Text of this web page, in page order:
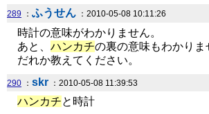
289 ： ふうせん ：2010-05-08 10:11:26
時計の意味がわかりません。
あと、 ハンカチの裏の意味もわかりま
だれか教えてください。
290 ： skr ：2010-05-08 11:39:53
ハンカチと時計